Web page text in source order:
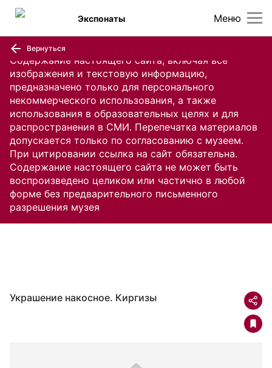
Содержание настоящего сайта, включая все
изображения и текстовую информацию,
предназначено только для персонального
некоммерческого использования, а также
использования в образовательных целях и для
распространения в СМИ. Перепечатка материалов
допускается только по согласованию с музеем.
При цитировании ссылка на сайт обязательна.
Содержание настоящего сайта не может быть
воспроизведено целиком или частично в любой
форме без предварительного письменного
разрешения музея
Меню
Экспонаты
Вернуться
Украшение накосное. Киргизы